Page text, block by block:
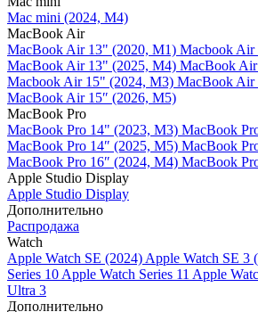
Mac mini (2024, M4)
MacBook Air
MacBook Air 13" (2020, M1) Macbook
MacBook Air 13" (2025, M4) MacBook
Macbook Air 15" (2024, M3) MacBook Air
MacBook Air 15″ (2026, M5)
MacBook Pro
MacBook Pro 14" (2023, M3) MacBook
MacBook Pro 14″ (2025, M5) MacBook
MacBook Pro 16″ (2024, M4) MacBook
Apple Studio Display
Apple Studio Display
Дополнительно
Распродажа
Watch
Apple Watch SE (2024) Apple Watch SE 3
Series 10 Apple Watch Series 11 Apple
Ultra 3
Дополнительно